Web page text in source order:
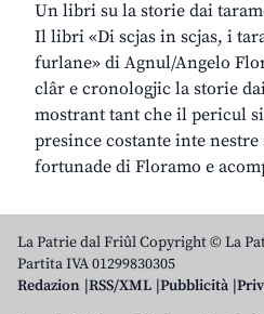
Un libri su la storie dai
Il libri «Di scjas in scjas, i
furlane» di Agnul/Angelo
clâr e cronologjic la storie
mostrant tant che il pericul
presince costante inte
fortunade di Floramo e
La Patrie dal Friûl Copyright © La
Partita IVA 01299830305
Redazion RSS/XML Pubblicità